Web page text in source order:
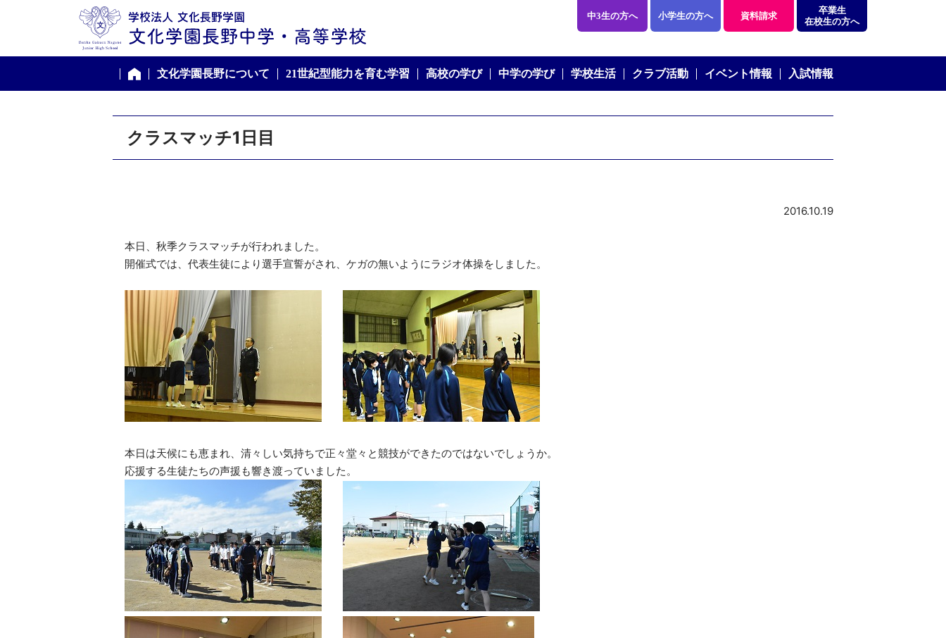
学校法人 文化長野学園 文化学園長野中学・高等学校
ホーム
文化学園長野について 21世紀型能力を育む学習 高校の学び 中学の学び 学校生活 クラブ活動 イベント情報 入試情報
中3生の方へ 小学生の方へ 資料請求
卒業生
在校生の方へ
クラスマッチ1日目
2016.10.19
本日、秋季クラスマッチが行われました。
開催式では、代表生徒により選手宣誓がされ、ケガの無いようにラジオ体操をしました。
本日は天候にも恵まれ、清々しい気持ちで正々堂々と競技ができたのではないでしょうか。
応援する生徒たちの声援も響き渡っていました。